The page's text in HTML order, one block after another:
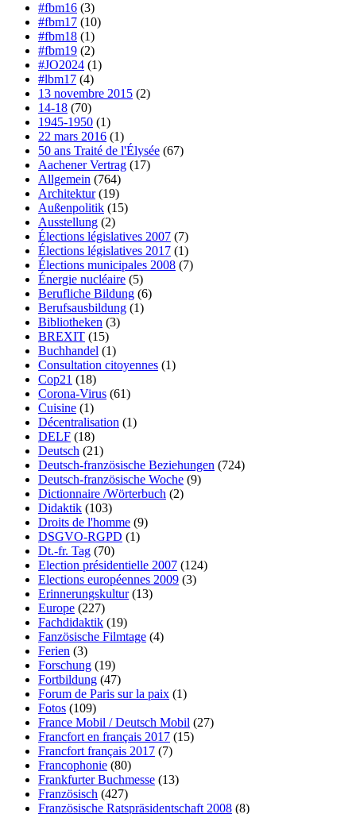
#fbm16 (3)
#fbm17 (10)
#fbm18 (1)
#fbm19 (2)
#JO2024 (1)
#lbm17 (4)
13 novembre 2015 (2)
14-18 (70)
1945-1950 (1)
22 mars 2016 (1)
50 ans Traité de l'Élysée (67)
Aachener Vertrag (17)
Allgemein (764)
Architektur(19)
Außenpolitik (15)
Ausstellung (2)
Élections législatives 2007 (7)
Élections législatives 2017 (1)
Élections municipales 2008 (7)
Énergie nucléaire (5)
Berufliche Bildung (6)
Berufsausbildung (1)
Bibliotheken (3)
BREXIT (15)
Buchhandel (1)
Consultation citoyennes (1)
Cop21 (18)
Corona-Virus (61)
Cuisine (1)
Décentralisation (1)
DELF (18)
Deutsch (21)
Deutsch-französische Beziehungen (724)
Deutsch-französische Woche (9)
Dictionnaire /Wörterbuch (2)
Didaktik (103)
Droits de l'homme (9)
DSGVO-RGPD (1)
Dt.-fr. Tag (70)
Election présidentielle 2007 (124)
Elections européennes 2009 (3)
Erinnerungskultur(13)
Europe (227)
Fachdidaktik (19)
Fanzösische Filmtage (4)
Ferien (3)
Forschung (19)
Fortbildung (47)
Forum de Paris sur la paix (1)
Fotos (109)
France Mobil / Deutsch Mobil (27)
Francfort en français 2017 (15)
Francfort français 2017 (7)
Francophonie (80)
Frankfurter Buchmesse (13)
Französisch (427)
Französische Ratspräsidentschaft 2008 (8)